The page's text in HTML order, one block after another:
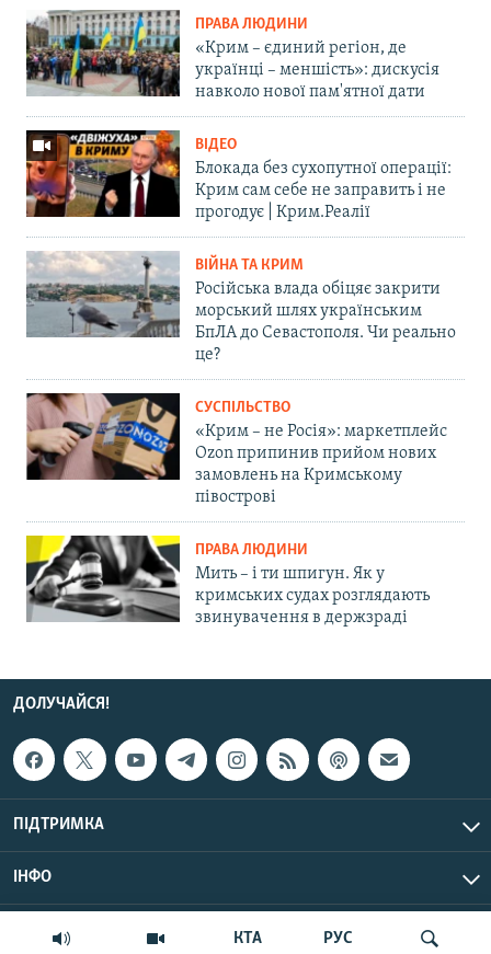
КТА РУС
ПРАВА ЛЮДИНИ
«Крим – єдиний регіон, де
українці – меншість»: дискусія
навколо нової пам'ятної дати
ВІДЕО
Блокада без сухопутної операції:
Крим сам себе не заправить і не
прогодує | Крим.Реалії
ВІЙНА ТА КРИМ
Російська влада обіцяє закрити
морський шлях українським
БпЛА до Севастополя. Чи реально
це?
СУСПІЛЬСТВО
«Крим – не Росія»: маркетплейс
Ozon припинив прийом нових
замовлень на Кримському
півострові
ПРАВА ЛЮДИНИ
Мить – і ти шпигун. Як у
кримських судах розглядають
звинувачення в держзраді
ДОЛУЧАЙСЯ!
ПІДТРИМКА
ІНФО
© Крим.Реалії, 2026 | Усі права застережено.